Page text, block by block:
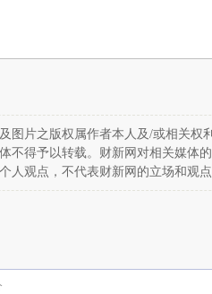
图片之版权属作者本人及/或相关权
不得予以转载。财新网对相关媒体
人观点，不代表财新网的立场和观点